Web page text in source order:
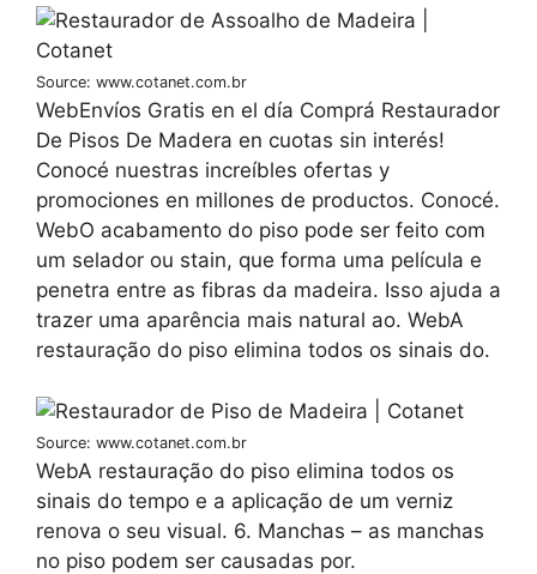
Source: www.cotanet.com.br
WebEnvíos Gratis en el día Comprá Restaurador
De Pisos De Madera en cuotas sin interés!
Conocé nuestras increíbles ofertas y
promociones en millones de productos. Conocé.
WebO acabamento do piso pode ser feito com
um selador ou stain, que forma uma película e
penetra entre as fibras da madeira. Isso ajuda a
trazer uma aparência mais natural ao. WebA
restauração do piso elimina todos os sinais do.
Source: www.cotanet.com.br
WebA restauração do piso elimina todos os
sinais do tempo e a aplicação de um verniz
renova o seu visual. 6. Manchas – as manchas
no piso podem ser causadas por.